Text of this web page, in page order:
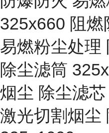
325x660 阻
易燃粉尘处理
除尘滤筒
烟尘 除尘滤芯
激光切割烟尘